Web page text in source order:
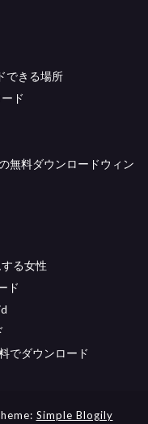
できる場所
ド
無料ダウンロードウィン
る女性
ド
でダウンロード
Simple Blogily